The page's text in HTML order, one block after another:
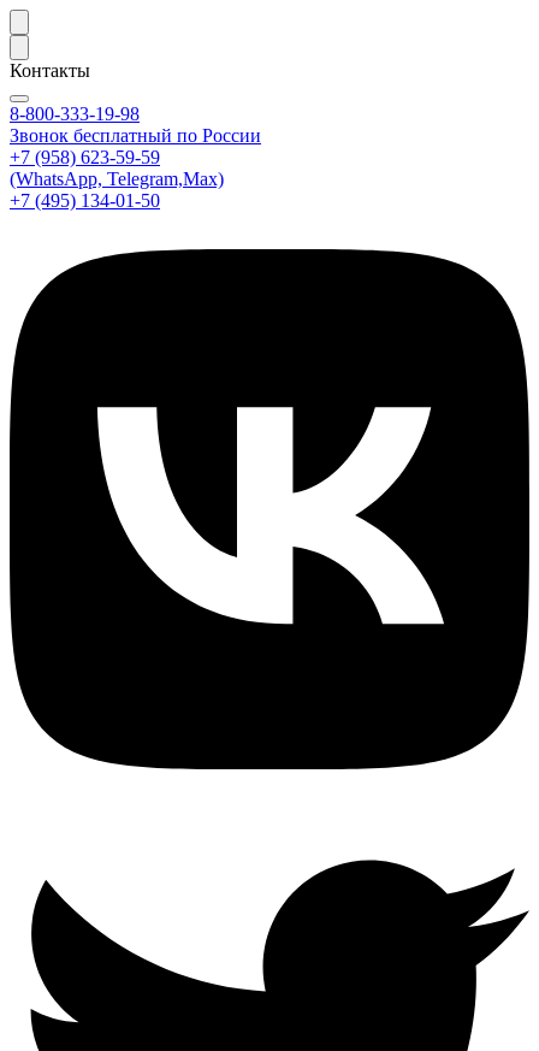
Контакты
8-800-333-19-98
Звонок бесплатный по России
+7 (958) 623-59-59
(WhatsApp, Telegram,Max)
+7 (495) 134-01-50